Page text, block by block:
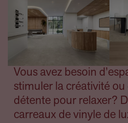
Vous avez besoin
stimuler la créativité ou
détente pour relaxer?
carreaux de vinyle de